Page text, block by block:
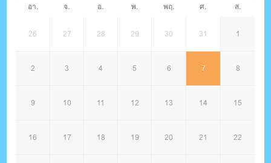
อา. จ. อ. พ. พฤ. ศ. ส.
26 27 28 29 30 31 1
2 3 4 5 6 7 8
9 10 11 12 13 14 15
16 17 18 19 20 21 22